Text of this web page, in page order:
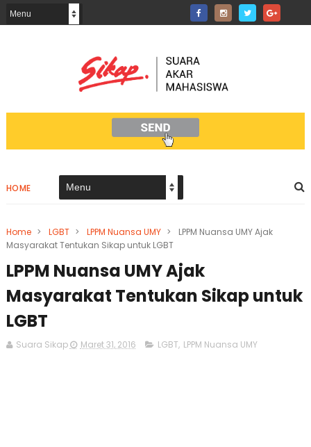
HOME
Home > LGBT > LPPM Nuansa UMY >
LPPM Nuansa UMY Ajak
Masyarakat Tentukan Sikap untuk LGBT
LPPM Nuansa UMY Ajak
Masyarakat Tentukan Sikap untuk
LGBT
Suara Sikap Maret 31, 2016 LGBT, LPPM Nuansa UMY